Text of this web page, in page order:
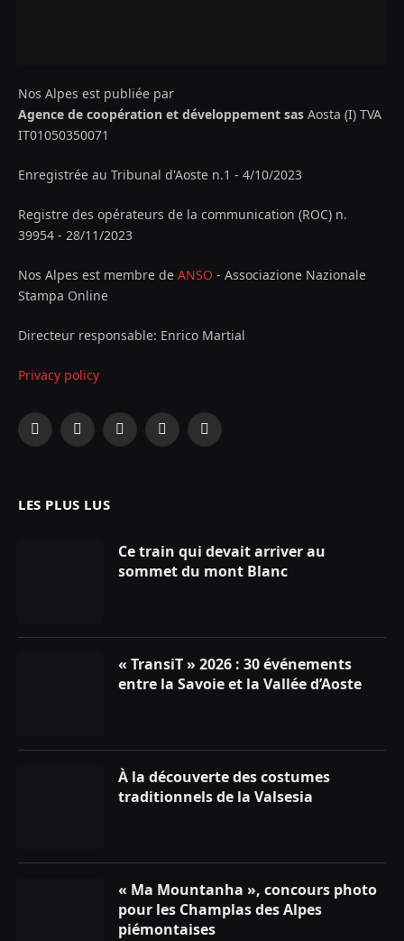
Nos Alpes est publiée par
Agence de coopération et développement sas Aosta (I) TVA
IT01050350071
Enregistrée au Tribunal d'Aoste n.1 - 4/10/2023
Registre des opérateurs de la communication (ROC) n.
39954 - 28/11/2023
Nos Alpes est membre de ANSO - Associazione Nazionale
Stampa Online
Directeur responsable: Enrico Martial
Privacy policy
Facebook
X
InstagramYouTubeLinkedIn
LES PLUS LUS
Ce train qui devait arriver au
sommet du mont Blanc
« TransiT » 2026 : 30 événements
entre la Savoie et la Vallée d’Aoste
À la découverte des costumes
traditionnels de la Valsesia
« Ma Mountanha », concours photo
pour les Champlas des Alpes
piémontaises